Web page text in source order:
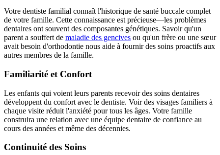
Votre dentiste familial connaît l'historique de santé buccale complet
de votre famille. Cette connaissance est précieuse—les problèmes
dentaires ont souvent des composantes génétiques. Savoir qu'un
parent a souffert de maladie des gencives ou qu'un frère ou une sœur
avait besoin d'orthodontie nous aide à fournir des soins proactifs aux
autres membres de la famille.
Familiarité et Confort
Les enfants qui voient leurs parents recevoir des soins dentaires
développent du confort avec le dentiste. Voir des visages familiers à
chaque visite réduit l'anxiété pour tous les âges. Votre famille
construira une relation avec une équipe dentaire de confiance au
cours des années et même des décennies.
Continuité des Soins